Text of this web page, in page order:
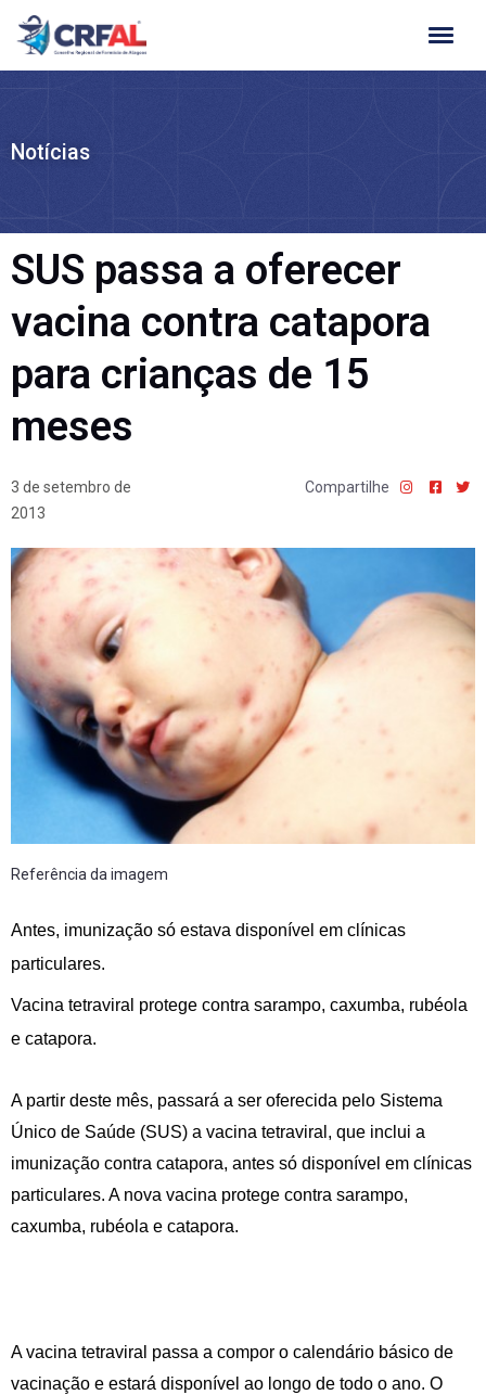
Ir
para
Notícias
SUS passa a oferecer
vacina contra catapora
para crianças de 15
meses
3 de setembro de
2013
Compartilhe
Referência da imagem
Antes, imunização só estava disponível em clínicas
particulares.
Vacina tetraviral protege contra sarampo, caxumba, rubéola
e catapora.
A partir deste mês, passará a ser oferecida pelo Sistema
Único de Saúde (SUS) a vacina tetraviral, que inclui a
imunização contra catapora, antes só disponível em clínicas
particulares. A nova vacina protege contra sarampo,
caxumba, rubéola e catapora.
A vacina tetraviral passa a compor o calendário básico de
vacinação e estará disponível ao longo de todo o ano. O